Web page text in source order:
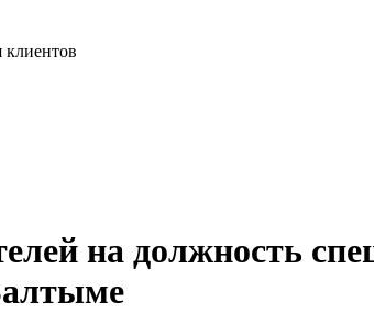
клиентов
на должность